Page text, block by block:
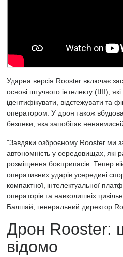
Ударна версія Rooster включає
основі штучного інтелекту (ШІ),
ідентифікувати, відстежувати та
оператором. У дрон також
безпеки, яка запобігає
"Завдяки озброєному Rooster ми
автономність у середовищах, які
розміщення боєприпасів. Тепер
оперативних ударів усередині
компактної, інтелектуальної
операторів та навколишніх
Балшай, генеральний директор
Дрон Rooster:
відомо